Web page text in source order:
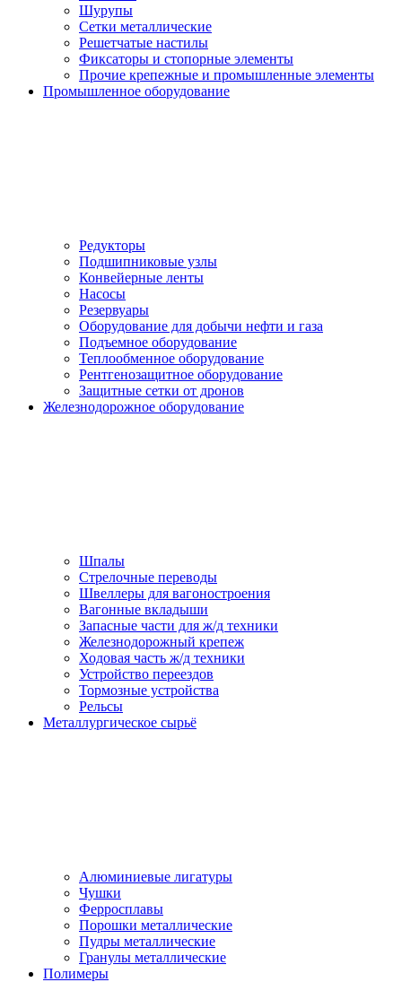
Шурупы
Сетки металлические
Решетчатые настилы
Фиксаторы и стопорные элементы
Прочие крепежные и промышленные элементы
Промышленное оборудование
Редукторы
Подшипниковые узлы
Конвейерные ленты
Насосы
Резервуары
Оборудование для добычи нефти и газа
Подъемное оборудование
Теплообменное оборудование
Рентгенозащитное оборудование
Защитные сетки от дронов
Железнодорожное оборудование
Шпалы
Стрелочные переводы
Швеллеры для вагоностроения
Вагонные вкладыши
Запасные части для ж/д техники
Железнодорожный крепеж
Ходовая часть ж/д техники
Устройство переездов
Тормозные устройства
Рельсы
Металлургическое сырьё
Алюминиевые лигатуры
Чушки
Ферросплавы
Порошки металлические
Пудры металлические
Гранулы металлические
Полимеры